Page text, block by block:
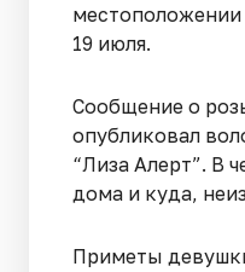
местоположении
19 июля.
Сообщение о
опубликовал
“Лиза Алерт”. В
дома и куда,
Приметы